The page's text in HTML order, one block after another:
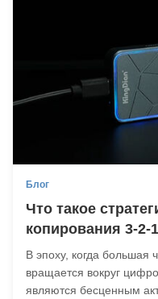
Блог
Что такое
копирования 3-2-
В эпоху, когда большая
вращается вокруг
являются бесценным